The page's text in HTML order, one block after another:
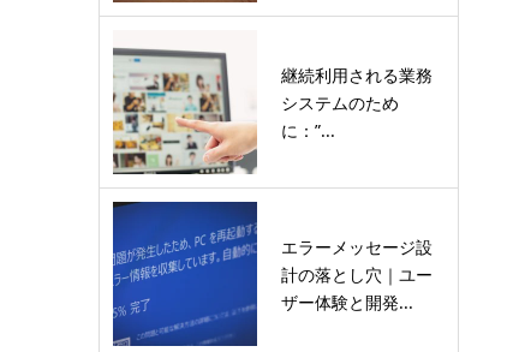
継続利用される業務
システムのため
に：”...
エラーメッセージ設
計の落とし穴｜ユー
ザー体験と開発...